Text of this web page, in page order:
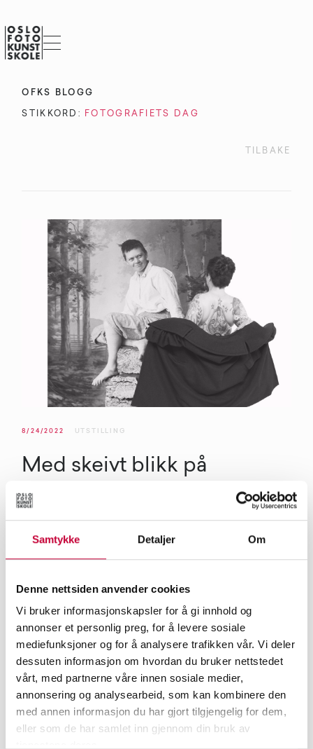
Samtykke Detaljer Om
Denne nettsiden anvender cookies
Vi bruker informasjonskapsler for å gi innhold og
annonser et personlig preg, for å levere sosiale
mediefunksjoner og for å analysere trafikken vår. Vi deler
dessuten informasjon om hvordan du bruker nettstedet
vårt, med partnerne våre innen sosiale medier,
annonsering og analysearbeid, som kan kombinere den
med annen informasjon du har gjort tilgjengelig for dem,
eller som de har samlet inn gjennom din bruk av
OFKS BLOGG
STIKKORD: FOTOGRAFIETS DAG
TILBAKE
8/24/2022 UTSTILLING
Med skeivt blikk på
fotografiet
kunstnersamtaler og klubb på Preus museum. Vi har
og eks OFKS-student Kine Sofie Berntsen som er